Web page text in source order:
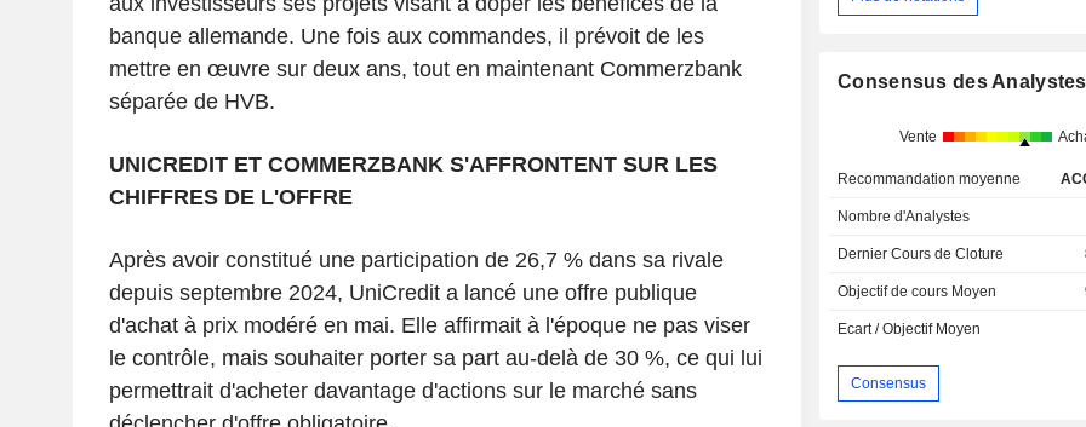
banque allemande. Une fois aux commandes, il prévoit de les
mettre en œuvre sur deux ans, tout en maintenant Commerzbank
séparée de HVB.
UNICREDIT ET COMMERZBANK S'AFFRONTENT SUR LES
CHIFFRES DE L'OFFRE
Après avoir constitué une participation de 26,7 % dans sa rivale
depuis septembre 2024, UniCredit a lancé une offre publique
d'achat à prix modéré en mai. Elle affirmait à l'époque ne pas viser
le contrôle, mais souhaiter porter sa part au-delà de 30 %, ce qui lui
permettrait d'acheter davantage d'actions sur le marché sans
Consensus des Analystes
Vente
Recommandation moyenne
Nombre d'Analystes
Dernier Cours de Cloture
Objectif de cours Moyen
Ecart / Objectif Moyen
Consensus